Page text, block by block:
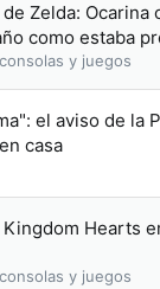
Zelda: Ocarina
como estaba
y juegos
el aviso de la
casa
Hearts
y juegos